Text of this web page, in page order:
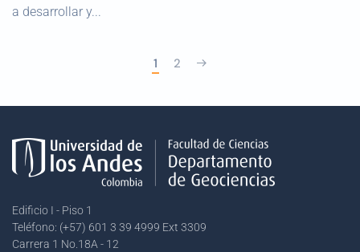
a desarrollar y...
1 2
Edificio I - Piso 1
Teléfono: (+57) 601 3 39 4999 Ext 3309
Carrera 1 No.18A - 12